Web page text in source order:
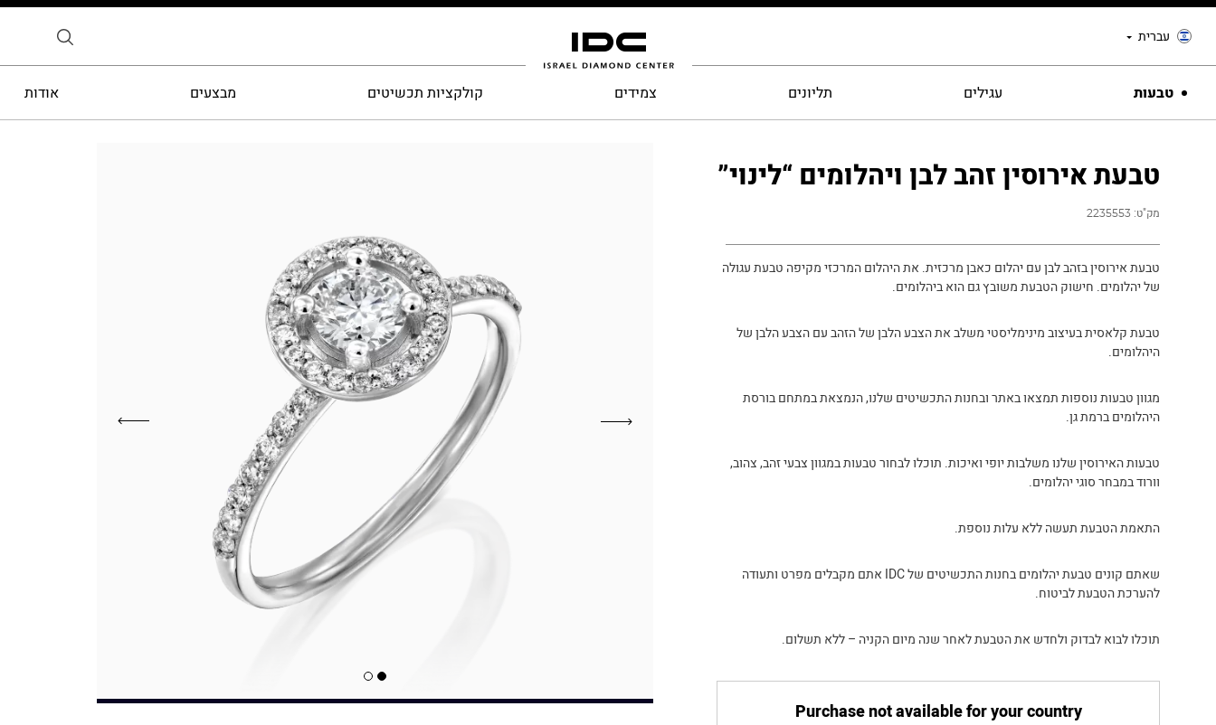
עברית
טבעות עגילים תליונים צמידים קולקציות תכשיטים מבצעים אודות
טבעת אירוסין זהב לבן ויהלומים “לינוי”
מק"ט: 2235553
טבעת אירוסין בזהב לבן עם יהלום כאבן מרכזית. את היהלום המרכזי מקיפה טבעת עגולה
של יהלומים. חישוק הטבעת משובץ גם הוא ביהלומים.
טבעת קלאסית בעיצוב מינימליסטי משלב את הצבע הלבן של הזהב עם הצבע הלבן של
היהלומים.
מגוון טבעות נוספות תמצאו באתר ובחנות התכשיטים שלנו, הנמצאת במתחם בורסת
היהלומים ברמת גן.
טבעות האירוסין שלנו משלבות יופי ואיכות. תוכלו לבחור טבעות במגוון צבעי זהב, צהוב,
וורוד במבחר סוגי יהלומים.
התאמת הטבעת תעשה ללא עלות נוספת.
שאתם קונים טבעת יהלומים בחנות התכשיטים של IDC אתם מקבלים מפרט ותעודה
להערכת הטבעת לביטוח.
תוכלו לבוא לבדוק ולחדש את הטבעת לאחר שנה מיום הקניה – ללא תשלום.
Purchase not available for your country